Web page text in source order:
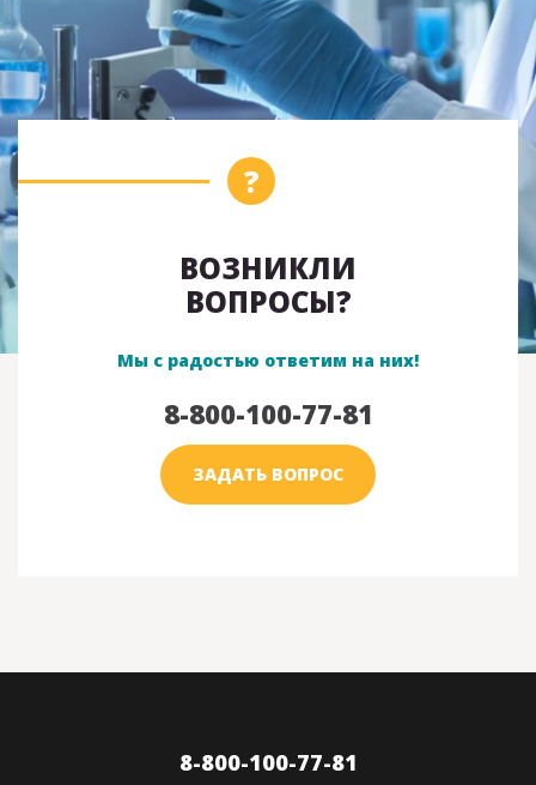
ВОЗНИКЛИ
ВОПРОСЫ?
Мы с радостью ответим на них!
8-800-100-77-81
ЗАДАТЬ ВОПРОС
8-800-100-77-81